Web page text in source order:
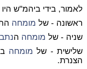
לאמור, בידי ביהמ"ש היו 3 חוות דעת:
ראשונה - של מומחה
שניה - של מומחה ה
שלישית - של מומחה
הצנרת.